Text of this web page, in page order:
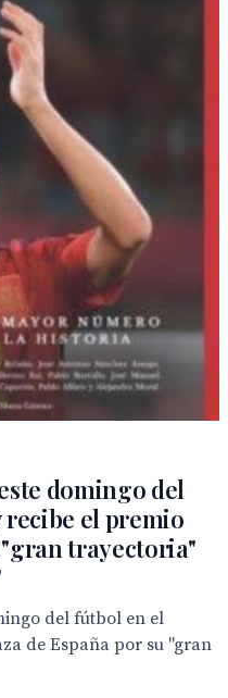
domingo del
el premio
"gran trayectoria"
del fútbol en el
de España por su "gran